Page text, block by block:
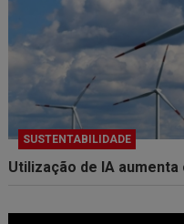
SUSTENTABILIDADE
Utilização de IA